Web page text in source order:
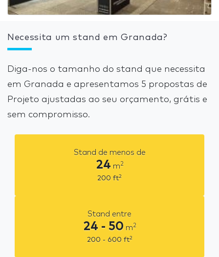
Necessita um stand em Granada?
Diga-nos o tamanho do stand que necessita
em Granada e apresentamos 5 propostas de
Projeto ajustadas ao seu orçamento, grátis e
sem compromisso.
Stand de menos de
24 m2
200 ft2
Stand entre
24 - 50 m2
200 - 600 ft2